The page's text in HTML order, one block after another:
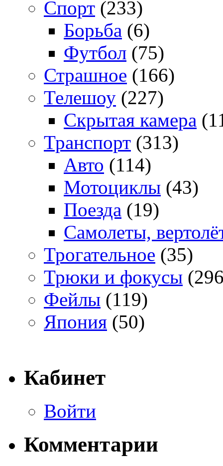
Спорт (233)
Борьба (6)
Футбол (75)
Страшное (166)
Телешоу (227)
Скрытая камера
Транспорт (313)
Авто (114)
Мотоциклы (43)
Поезда (19)
Самолеты,
Трогательное (35)
Трюки и фокусы
Фейлы (119)
Япония (50)
Кабинет
Войти
Комментарии